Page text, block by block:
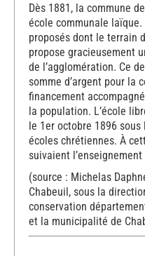
Dès 1881, la commune
école communale
proposés dont le terrain
propose gracieusement
de l’agglomération. Ce
somme d’argent pour la
financement
la population. L’école
le 1er octobre 1896
écoles chrétiennes. À
suivaient
(source : Michelas
Chabeuil, sous la
conservation
et la municipalité de